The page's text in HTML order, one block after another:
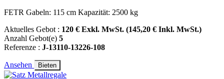
FETR Gabeln: 115 cm Kapazität: 2500 kg
Aktuelles Gebot : 120 € Exkl. MwSt. (145,20 € Inkl. MwSt.)
Anzahl Gebot(e) 5
Referenze : J-13110-13226-108
Ansehen Bieten